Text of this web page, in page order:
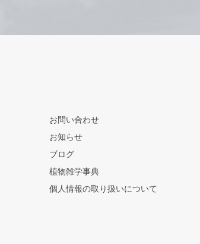
お問い合わせ
お知らせ
ブログ
植物雑学事典
個人情報の取り扱いについて